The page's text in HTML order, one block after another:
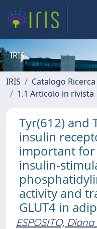
IRIS
IRIS Catalogo Ricerca
1.1 Articolo in rivista
Tyr(612) and
insulin
important
insulin-
activity and
GLUT4 in
ESPOSITO,